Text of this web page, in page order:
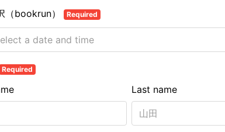
（bookrun） Required
Required
Last name